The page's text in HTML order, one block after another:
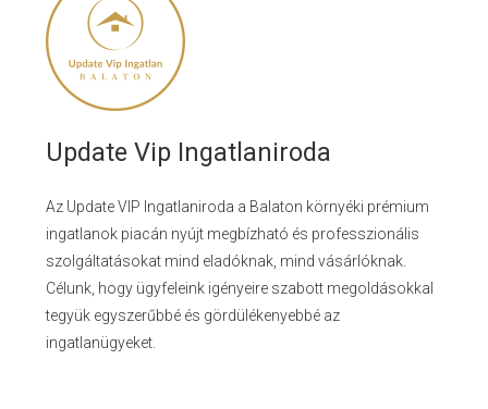
Update Vip Ingatlaniroda
Az Update VIP Ingatlaniroda a Balaton környéki prémium
ingatlanok piacán nyújt megbízható és professzionális
szolgáltatásokat mind eladóknak, mind vásárlóknak.
Célunk, hogy ügyfeleink igényeire szabott megoldásokkal
tegyük egyszerűbbé és gördülékenyebbé az
ingatlanügyeket.